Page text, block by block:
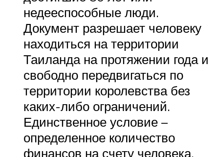
недееспособные люди.
Документ разрешает человеку
находиться на территории
Таиланда на протяжении года и
свободно передвигаться по
территории королевства без
каких-либо ограничений.
Единственное условие –
определенное количество
финансов на счету человека.